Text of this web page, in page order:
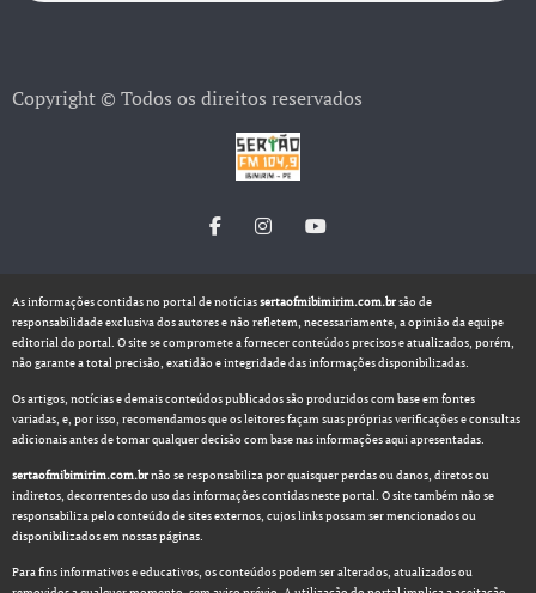
Copyright © Todos os direitos reservados
As informações contidas no portal de notíciassertaofmibimirim.com.brsão de
responsabilidade exclusiva dos autores e não refletem, necessariamente, a opinião da equipe
editorial do portal. O site se compromete a fornecer conteúdos precisos e atualizados, porém,
não garante a total precisão, exatidão e integridade das informações disponibilizadas.
Os artigos, notícias e demais conteúdos publicados são produzidos com base em fontes
variadas, e, por isso, recomendamos que os leitores façam suas próprias verificações e consultas
adicionais antes de tomar qualquer decisão com base nas informações aqui apresentadas.
sertaofmibimirim.com.brnão se responsabiliza por quaisquer perdas ou danos, diretos ou
indiretos, decorrentes do uso das informações contidas neste portal. O site também não se
responsabiliza pelo conteúdo de sites externos, cujos links possam ser mencionados ou
disponibilizados em nossas páginas.
Para fins informativos e educativos, os conteúdos podem ser alterados, atualizados ou